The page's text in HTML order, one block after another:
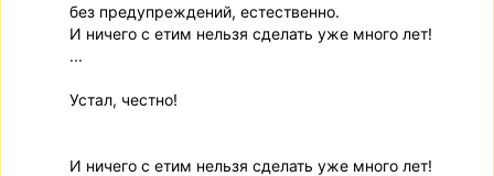
без предупреждений, естественно.
И ничего с етим нельзя сделать уже много лет!
...
Устал, честно!
И ничего с етим нельзя сделать уже много лет!